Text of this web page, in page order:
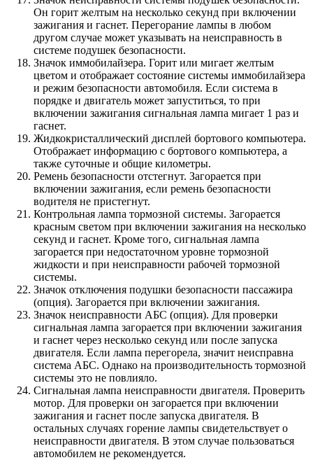
Он горит желтым на несколько секунд при включении
зажигания и гаснет. Перегорание лампы в любом
другом случае может указывать на неисправность в
системе подушек безопасности.
Значок иммобилайзера. Горит или мигает желтым
цветом и отображает состояние системы иммобилайзера
и режим безопасности автомобиля. Если система в
порядке и двигатель может запуститься, то при
включении зажигания сигнальная лампа мигает 1 раз и
гаснет.
Жидкокристаллический дисплей бортового компьютера.
Отображает информацию с бортового компьютера, а
также суточные и общие километры.
Ремень безопасности отстегнут. Загорается при
включении зажигания, если ремень безопасности
водителя не пристегнут.
Контрольная лампа тормозной системы. Загорается
красным светом при включении зажигания на несколько
секунд и гаснет. Кроме того, сигнальная лампа
загорается при недостаточном уровне тормозной
жидкости и при неисправности рабочей тормозной
системы.
Значок отключения подушки безопасности пассажира
(опция). Загорается при включении зажигания.
Значок неисправности АБС (опция). Для проверки
сигнальная лампа загорается при включении зажигания
и гаснет через несколько секунд или после запуска
двигателя. Если лампа перегорела, значит неисправна
система АБС. Однако на производительность тормозной
системы это не повлияло.
Сигнальная лампа неисправности двигателя. Проверить
мотор. Для проверки он загорается при включении
зажигания и гаснет после запуска двигателя. В
остальных случаях горение лампы свидетельствует о
неисправности двигателя. В этом случае пользоваться
автомобилем не рекомендуется.